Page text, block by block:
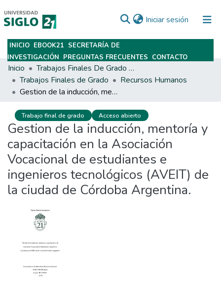
Iniciar sesión (current)
Subir
INICIO EBOOK21 SECRETARÍA DE
INVESTIGACIÓN PREGUNTAS FRECUENTES CONTACTO
Inicio
Trabajos Finales De Grado Y Posgrado
Trabajos Finales de Grado
Recursos Humanos
Gestion de la inducción, mentoría y capacitación en la Asociación Vocacional de estudiantes e ingenieros tecnológicos (AVEIT) de la ciudad de Córdoba Argentina.
Trabajo final de grado Acceso abierto
Gestion de la inducción, mentoría y
capacitación en la Asociación
Vocacional de estudiantes e
ingenieros tecnológicos (AVEIT) de
la ciudad de Córdoba Argentina.